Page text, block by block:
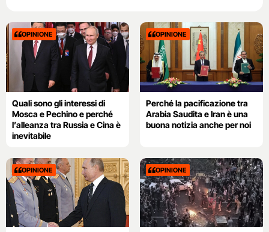
OPINIONE
Quali sono gli interessi di
Mosca e Pechino e perché
l’alleanza tra Russia e Cina è
inevitabile
OPINIONE
Perché la pacificazione tra
Arabia Saudita e Iran è una
buona notizia anche per noi
OPINIONE OPINIONE